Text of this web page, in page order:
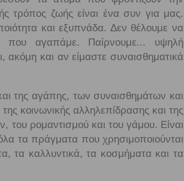
τρόπος ζωής είναι ένα συν για μας.
και εξυπνάδα. Δεν θέλουμε να
που αγαπάμε. Παίρνουμε... υψηλή
ακόμη και αν είμαστε συναισθηματικά
της αγάπης, των συναισθημάτων και
κοινωνικής αλληλεπίδρασης και της
του ρομαντισμού και του γάμου. Είναι
τα πράγματα που χρησιμοποιούνται
τα καλλυντικά, τα κοσμήματα και τα